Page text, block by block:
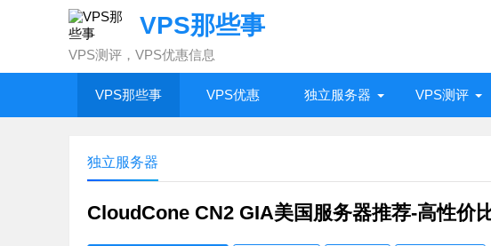
VPS那些事
VPS测评，VPS优惠信息
VPS那些事 VPS优惠 独立服务器 VPS测评
独立服务器
CloudCone CN2 GIA美国服务器推荐-高性价